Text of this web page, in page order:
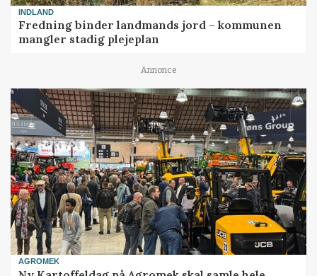
INDLAND
Fredning binder landmands jord – kommunen
mangler stadig plejeplan
Annonce
AGROMEK